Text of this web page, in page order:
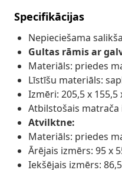
Specifikācijas
Nepieciešama
Gultas rāmis ar
Materiāls: priedes
Līstīšu materiāls:
Izmēri: 205,5 x
Atbilstošais matrača
Atvilktne:
Materiāls: priedes
Ārējais izmērs: 95 x
Iekšējais izmērs: